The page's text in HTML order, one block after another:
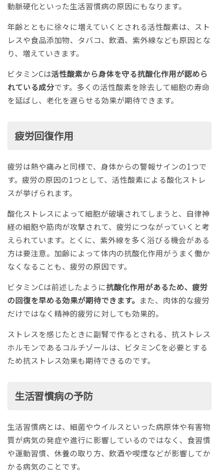
動脈硬化といった生活習慣病の原因にもなります。
年齢とともに徐々に増えていくとされる活性酸素は、スト
レスや食品添加物、タバコ、飲酒、紫外線なども原因とな
り、増えていきます。
ビタミンCは活性酸素から身体を守る抗酸化作用が認めら
れている成分です。多くの活性酸素を除去して細胞の寿命
を延ばし、老化を遅らせる効果が期待できます。
疲労回復作用
疲労は熱や痛みと同様で、身体からの警報サインの1つで
す。疲労の原因の1つとして、活性酸素による酸化ストレ
スが挙げられます。
酸化ストレスによって細胞が破壊されてしまうと、自律神
経の細胞や筋肉が攻撃されて、疲労につながっていくと考
えられています。とくに、紫外線を多く浴びる機会がある
方は要注意。加齢によって体内の抗酸化作用がうまく働か
なくなることも、疲労の原因です。
ビタミンCは前述したように抗酸化作用があるため、疲労
の回復を早める効果が期待できます。 また、肉体的な疲労
だけではなく精神的疲労に対しても効果的。
ストレスを感じたときに副腎で作るとされる、抗ストレス
ホルモンであるコルチゾールは、ビタミンCを必要とする
ため抗ストレス効果も期待できるのです。
生活習慣病の予防
生活習慣病とは、細菌やウイルスといった病原体や有害物
質が病気の発症や進行に影響しているのではなく、食習慣
や運動習慣、休養の取り方、飲酒や喫煙などが影響してか
かる病気のことです。